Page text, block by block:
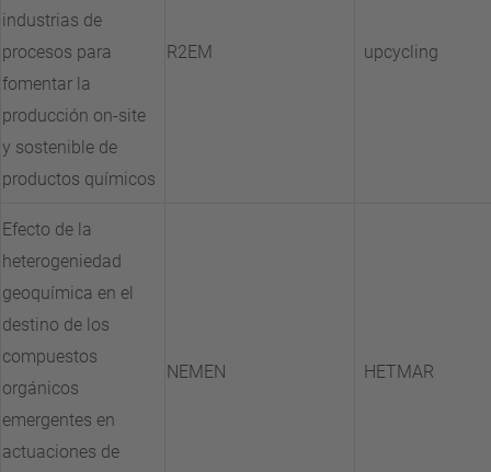
industrias de
procesos para
fomentar la
producción on-site
y sostenible de
productos químicos
R2EM upcycling
Efecto de la
heterogeniedad
geoquímica en el
destino de los
compuestos
orgánicos
emergentes en
actuaciones de
NEMEN HETMAR